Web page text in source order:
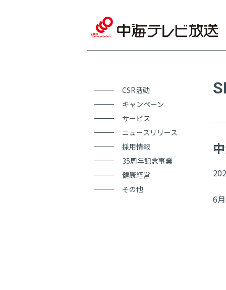
CSR活動
キャンペーン
サービス
ニュースリリース
採用情報
35周年記念事業
健康経営
その他
6